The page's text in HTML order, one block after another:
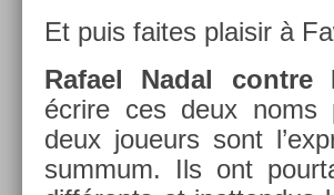
Et puis faites plaisir à
Rafael Nadal
écrire ces deux noms
deux joueurs sont
sum­mum. Ils ont